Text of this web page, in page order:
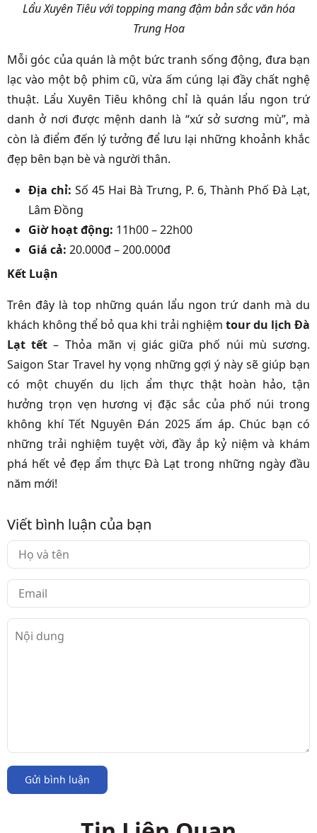
Lẩu Xuyên Tiêu với topping mang đậm bản sắc văn hóa
Trung Hoa
Mỗi góc của quán là một bức tranh sống động, đưa bạn
lạc vào một bộ phim cũ, vừa ấm cúng lại đầy chất nghệ
thuật. Lẩu Xuyên Tiêu không chỉ là quán lẩu ngon trứ
danh ở nơi được mệnh danh là “xứ sở sương mù”, mà
còn là điểm đến lý tưởng để lưu lại những khoảnh khắc
đẹp bên bạn bè và người thân.
Địa chỉ: Số 45 Hai Bà Trưng, P. 6, Thành Phố Đà Lạt,
Lâm Đồng
Giờ hoạt động: 11h00 – 22h00
Giá cả: 20.000đ – 200.000đ
Kết Luận
Trên đây là top những quán lẩu ngon trứ danh mà du
khách không thể bỏ qua khi trải nghiệm tour du lịch Đà
Lạt tết – Thỏa mãn vị giác giữa phố núi mù sương.
Saigon Star Travel hy vọng những gợi ý này sẽ giúp bạn
có một chuyến du lịch ẩm thực thật hoàn hảo, tận
hưởng trọn vẹn hương vị đặc sắc của phố núi trong
không khí Tết Nguyên Đán 2025ấm áp. Chúc bạn có
những trải nghiệm tuyệt vời, đầy ắp kỷ niệm và khám
phá hết vẻ đẹp ẩm thực Đà Lạt trong những ngày đầu
năm mới!
Viết bình luận của bạn
Gửi bình luận